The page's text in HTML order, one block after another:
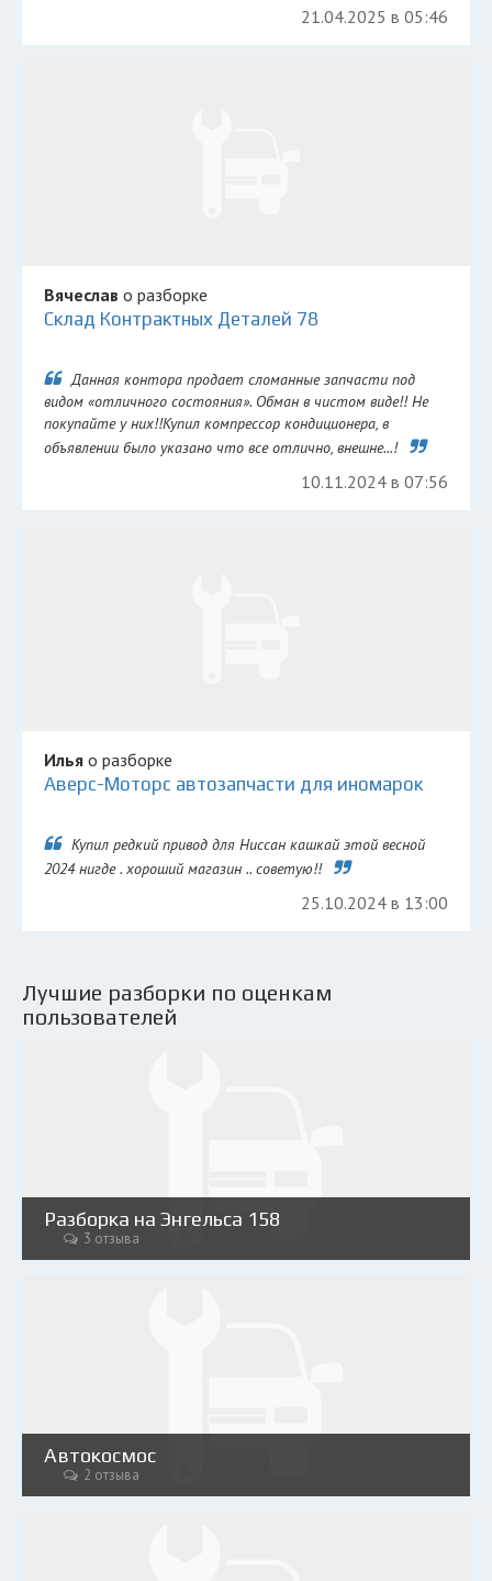
21.04.2025 в 05:46
Вячеслав о разборке
Склад Контрактных Деталей 78
Данная контора продает сломанные запчасти под
видом «отличного состояния». Обман в чистом виде!! Не
покупайте у них!!Купил компрессор кондиционера, в
объявлении было указано что все отлично, внешне...!
10.11.2024 в 07:56
Илья о разборке
Аверс-Моторс автозапчасти для иномарок
Купил редкий привод для Ниссан кашкай этой весной
2024 нигде . хороший магазин .. советую!!
25.10.2024 в 13:00
Лучшие разборки по оценкам
пользователей
Разборка на Энгельса 158
3 отзыва
Автокосмос
2 отзыва